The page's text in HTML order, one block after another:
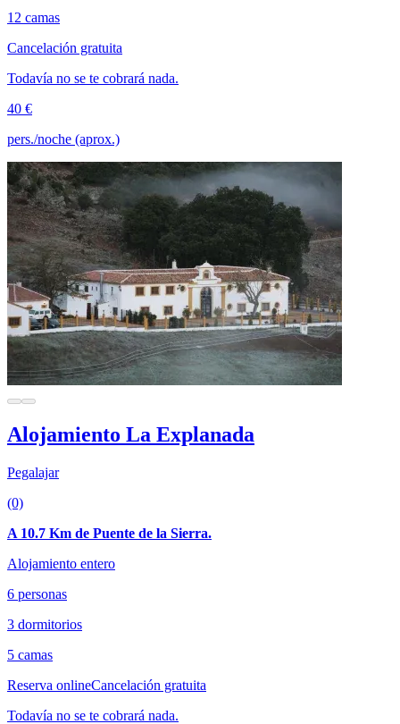
12 camas
Cancelación gratuita
Todavía no se te cobrará nada.
40 €
pers./noche (aprox.)
Alojamiento La Explanada
Pegalajar
(0)
A 10.7 Km de Puente de la Sierra.
Alojamiento entero
6 personas
3 dormitorios
5 camas
Reserva onlineCancelación gratuita
Todavía no se te cobrará nada.